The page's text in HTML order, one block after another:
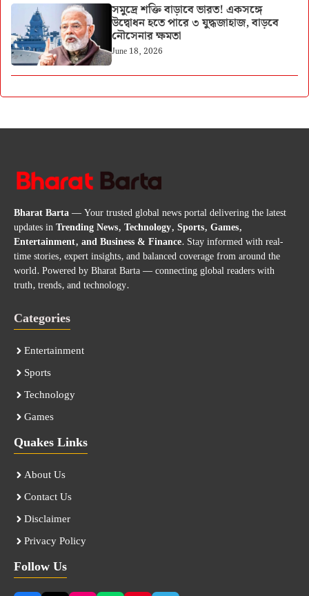
সমুদ্রে শক্তি বাড়াবে ভারত! একসঙ্গে
উদ্বোধন হতে পারে ৩ যুদ্ধজাহাজ, বাড়বে
নৌসেনার ক্ষমতা
June 18, 2026
Bharat Barta— Your trusted global news portal delivering the latest
updates inTrending News, Technology, Sports, Games,
Entertainment, and Business & Finance. Stay informed with real-
time stories, expert insights, and balanced coverage from around the
world. Powered by Bharat Barta — connecting global readers with
truth, trends, and technology.
Categories
Entertainment
Sports
Technology
Games
Quakes Links
About Us
Contact Us
Disclaimer
Privacy Policy
Follow Us